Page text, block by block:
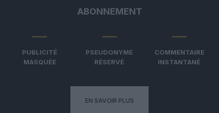
ABONNEMENT
PUBLICITÉ
MASQUÉE
PSEUDONYME
RÉSERVÉ
COMMENTAIRE
INSTANTANÉ
EN SAVOIR PLUS